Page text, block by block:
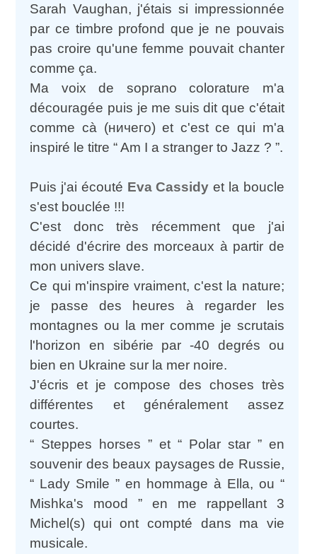
Sarah Vaughan, j'étais si impressionnée
par ce timbre profond que je ne pouvais
pas croire qu'une femme pouvait chanter
comme ça.
Ma voix de soprano colorature m'a
découragée puis je me suis dit que c'était
comme cà (ничего) et c'est ce qui m'a
inspiré le titre “ Am I a stranger to Jazz ? ”.
Puis j'ai écouté Eva Cassidy et la boucle
s'est bouclée !!!
C'est donc très récemment que j'ai
décidé d'écrire des morceaux à partir de
mon univers slave.
Ce qui m'inspire vraiment, c'est la nature;
je passe des heures à regarder les
montagnes ou la mer comme je scrutais
l'horizon en sibérie par -40 degrés ou
bien en Ukraine sur la mer noire.
J'écris et je compose des choses très
différentes et généralement assez
courtes.
“ Steppes horses ” et “ Polar star ” en
souvenir des beaux paysages de Russie,
“ Lady Smile ” en hommage à Ella, ou “
Mishka's mood ” en me rappellant 3
Michel(s) qui ont compté dans ma vie
musicale.